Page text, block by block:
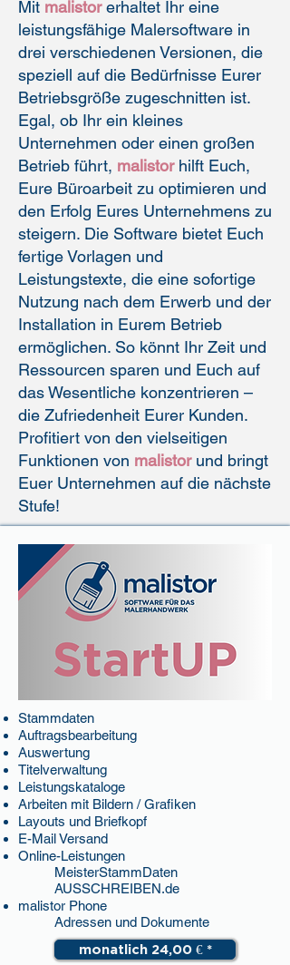
Mit malistorerhaltet Ihr eine
leistungsfähige Malersoftware in
drei verschiedenen Versionen, die
speziell auf die Bedürfnisse Eurer
Betriebsgröße zugeschnitten ist.
Egal, ob Ihr ein kleines
Unternehmen oder einen großen
Betrieb führt, malistorhilft Euch,
Eure Büroarbeit zu optimieren und
den Erfolg Eures Unternehmens zu
steigern. Die Software bietet Euch
fertige Vorlagen und
Leistungstexte, die eine sofortige
Nutzung nach dem Erwerb und der
Installation in Eurem Betrieb
ermöglichen. So könnt Ihr Zeit und
Ressourcen sparen und Euch auf
das Wesentliche konzentrieren –
die Zufriedenheit Eurer Kunden.
Profitiert von den vielseitigen
Funktionen von malistor und bringt
Euer Unternehmen auf die nächste
Stufe!
Stammdaten
Auftragsbearbeitung
Auswertung
Titelverwaltung
Leistungskataloge
Arbeiten mit Bildern / Grafiken
Layouts und Briefkopf
E-Mail Versand
Online-Leistungen
MeisterStammDaten
AUSSCHREIBEN.de
malistor Phone
Adressen und Dokumente
monatlich 24,00 € *